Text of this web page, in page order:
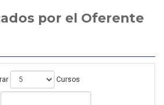
por el Oferente
Cursos